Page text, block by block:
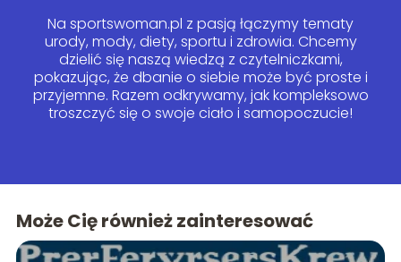
Na sportswoman.pl z pasją łączymy tematy
urody, mody, diety, sportu i zdrowia. Chcemy
dzielić się naszą wiedzą z czytelniczkami,
pokazując, że dbanie o siebie może być proste i
przyjemne. Razem odkrywamy, jak kompleksowo
troszczyć się o swoje ciało i samopoczucie!
Może Cię również zainteresować